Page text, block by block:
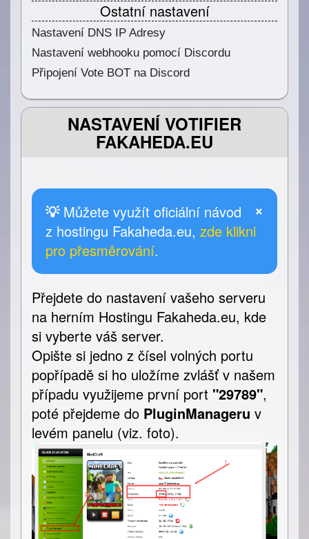
Ostatní nastavení
Nastavení DNS IP Adresy
Nastavení webhooku pomocí Discordu
Připojení Vote BOT na Discord
NASTAVENÍ VOTIFIER
FAKAHEDA.EU
×
💡Můžete využít oficiální návod
z hostingu Fakaheda.eu, zde klikni
pro přesměrování.
Přejdete do nastavení vašeho serveru
na herním Hostingu Fakaheda.eu, kde
si vyberte váš server.
Opište si jedno z čísel volných portu
popřípadě si ho uložíme zvlášť v našem
případu využijeme první port "29789",
poté přejdeme do PluginManageru v
levém panelu (viz. foto).